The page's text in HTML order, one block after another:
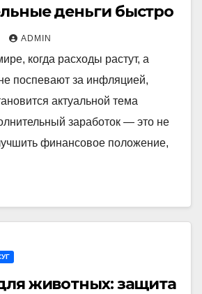
деньги быстро
ADMIN
когда расходы растут, а
поспевают за инфляцией,
актуальной тема
заработок — это не
финансовое положение,
животных: защита